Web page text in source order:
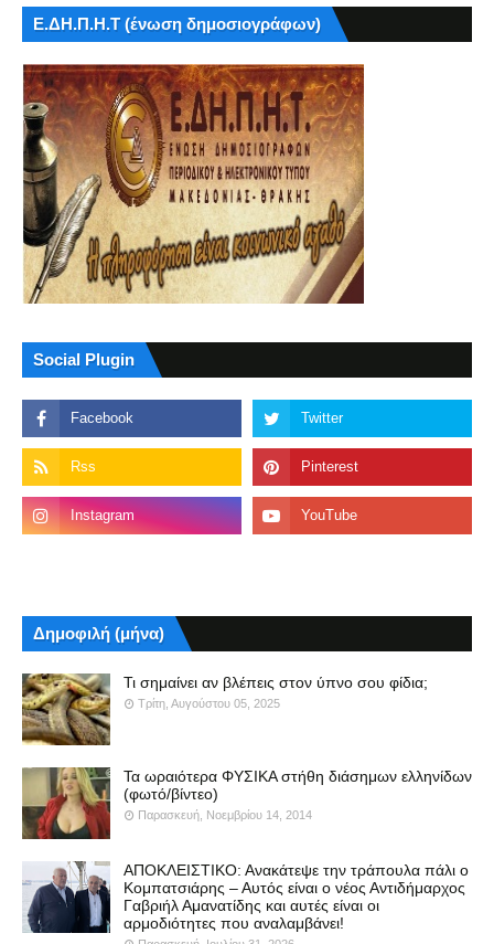
Ε.ΔΗ.Π.Η.Τ (ένωση δημοσιογράφων)
Social Plugin
Δημοφιλή (μήνα)
Τι σημαίνει αν βλέπεις στον ύπνο σου φίδια;
Τρίτη, Αυγούστου 05, 2025
Τα ωραιότερα ΦΥΣΙΚΑ στήθη διάσημων ελληνίδων
(φωτό/βίντεο)
Παρασκευή, Νοεμβρίου 14, 2014
ΑΠΟΚΛΕΙΣΤΙΚΟ: Ανακάτεψε την τράπουλα πάλι ο
Κομπατσιάρης – Αυτός είναι ο νέος Αντιδήμαρχος
Γαβριήλ Αμανατίδης και αυτές είναι οι
αρμοδιότητες που αναλαμβάνει!